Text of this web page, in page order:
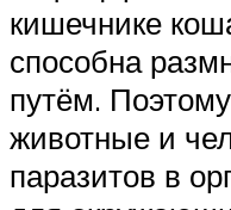
кишечнике
способна
путём.
животные и
паразитов в